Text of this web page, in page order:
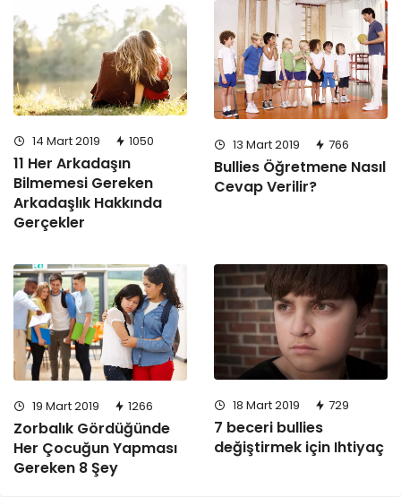
14 Mart 2019 1050
11 Her Arkadaşın
Bilmemesi Gereken
Arkadaşlık Hakkında
Gerçekler
13 Mart 2019 766
Bullies Öğretmene Nasıl
Cevap Verilir?
19 Mart 2019 1266
Zorbalık Gördüğünde
Her Çocuğun Yapması
Gereken 8 Şey
18 Mart 2019 729
7 beceri bullies
değiştirmek için Ihtiyaç